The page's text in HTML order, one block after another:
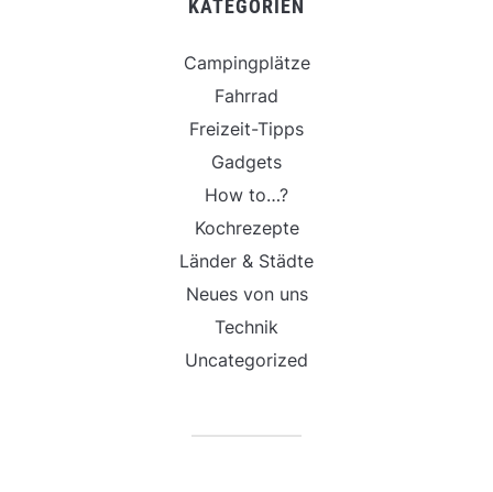
KATEGORIEN
Campingplätze
Fahrrad
Freizeit-Tipps
Gadgets
How to…?
Kochrezepte
Länder & Städte
Neues von uns
Technik
Uncategorized